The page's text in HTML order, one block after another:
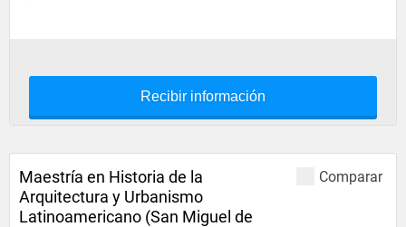
Recibir información
Comparar
Maestría en Historia de la
Arquitectura y Urbanismo
Latinoamericano (San Miguel de